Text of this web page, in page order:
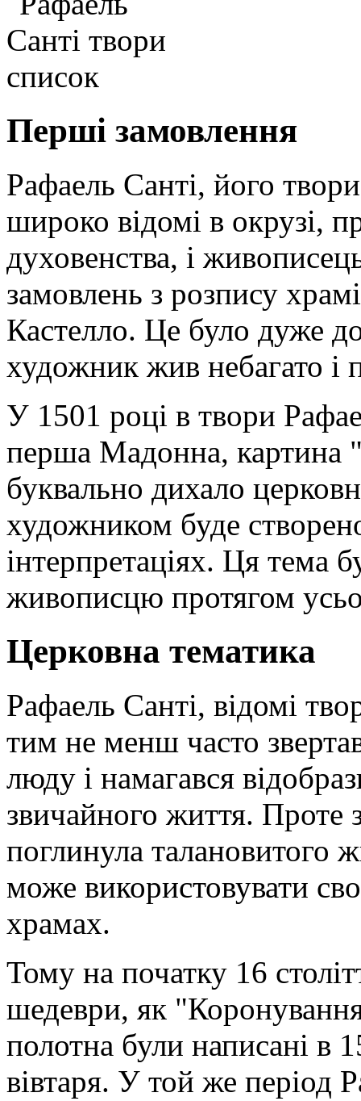
Перші замовлення
Рафаель Санті, його
широко відомі в окрузі,
духовенства, і
замовлень з розпису
Кастелло. Це було дуже
художник жив небагато і
У 1501 році в твори
перша Мадонна, картина
буквально дихало
художником буде
інтерпретаціях. Ця тема
живописцю протягом
Церковна тематика
Рафаель Санті, відомі
тим не менш часто
люду і намагався
звичайного життя. Проте
поглинула талановитого
може використовувати
храмах.
Тому на початку 16
шедеври, як
полотна були написані в
вівтаря. У той же період